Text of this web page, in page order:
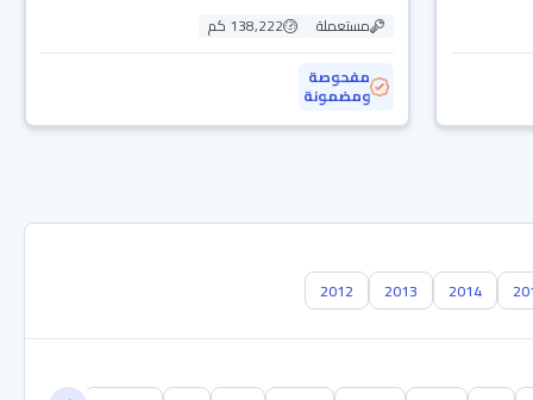
مستعملة
138,222 كم
مفحوصة
ومضمونة
2014
2013
2012